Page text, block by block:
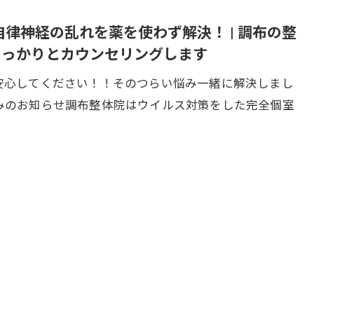
律神経の乱れを薬を使わず解決！ | 調布の整
かりとカウンセリングします
してください！！そのつらい悩み一緒に解決しまし
お知らせ調布整体院はウイルス対策をした完全個室